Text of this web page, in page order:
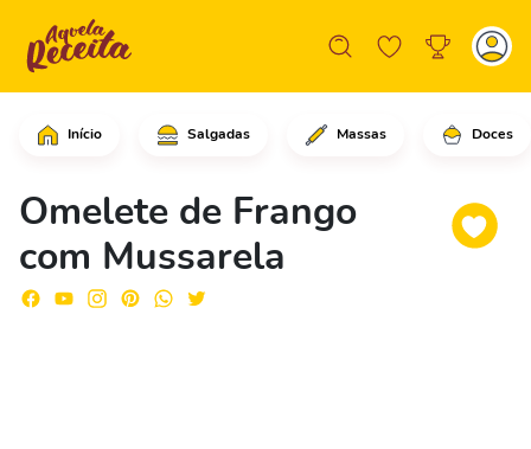
Início Salgadas Massas Doces
Omelete de Frango
com Mussarela
Em uma frigideira grande com os